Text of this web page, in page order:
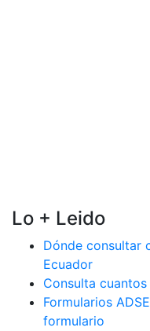
Lo + Leido
Dónde consultar
Ecuador
Consulta
Formularios
formulario